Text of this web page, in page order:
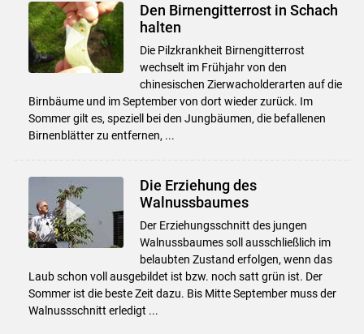
Den Birnengitterrost in Schach
halten
Die Pilzkrankheit Birnengitterrost
wechselt im Frühjahr von den
chinesischen Zierwacholderarten auf die
Birnbäume und im September von dort wieder zurück. Im
Sommer gilt es, speziell bei den Jungbäumen, die befallenen
Birnenblätter zu entfernen, ...
Die Erziehung des
Walnussbaumes
Der Erziehungsschnitt des jungen
Walnussbaumes soll ausschließlich im
belaubten Zustand erfolgen, wenn das
Laub schon voll ausgebildet ist bzw. noch satt grün ist. Der
Sommer ist die beste Zeit dazu. Bis Mitte September muss der
Walnussschnitt erledigt ...